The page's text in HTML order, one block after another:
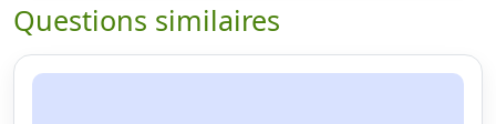
Questions similaires